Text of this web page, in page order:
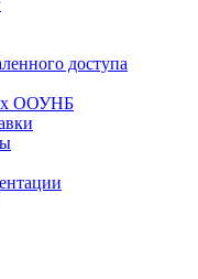
доступа
ООУНБ